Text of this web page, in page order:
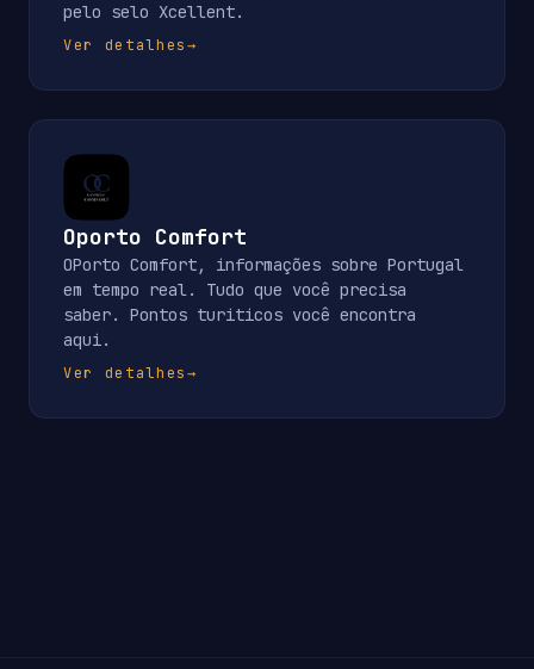
pelo selo Xcellent.
Ver detalhes→
Oporto Comfort
OPorto Comfort, informações sobre Portugal
em tempo real. Tudo que você precisa
saber. Pontos turiticos você encontra
aqui.
Ver detalhes→